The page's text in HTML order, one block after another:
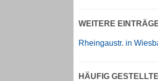
WEITERE
Rheingaustr. in
HÄUFIG